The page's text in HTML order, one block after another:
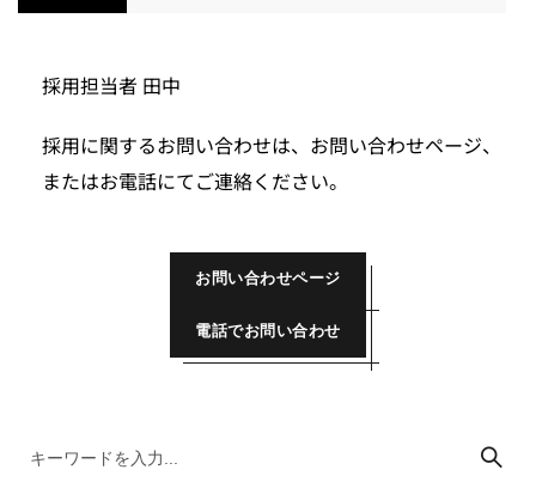
採用担当者 田中
採用に関するお問い合わせは、お問い合わせページ、
またはお電話にてご連絡ください。
お問い合わせページ
電話でお問い合わせ